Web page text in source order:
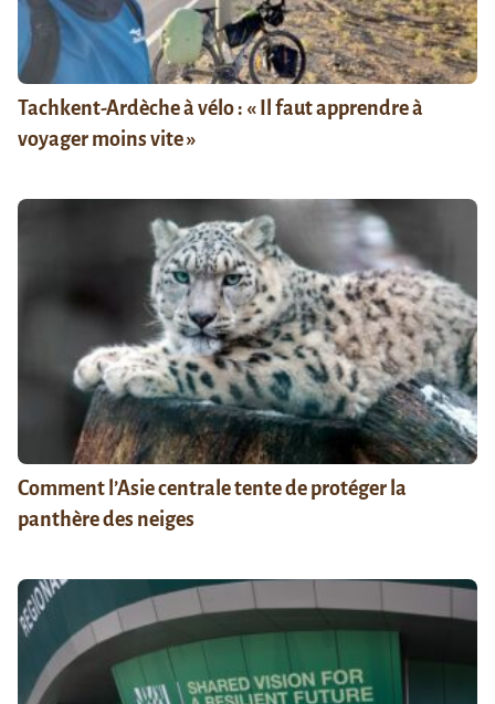
Tachkent-Ardèche à vélo : « Il faut apprendre à
voyager moins vite »
Comment l’Asie centrale tente de protéger la
panthère des neiges